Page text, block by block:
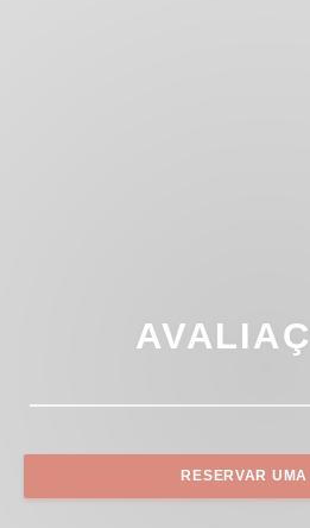
RESERVAR UMA